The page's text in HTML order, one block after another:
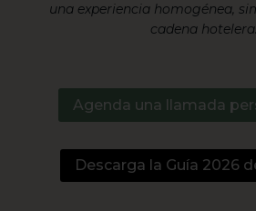
una experiencia homogénea,
cadena hotelera.
Agenda una llamada
Descarga la Guía 2026